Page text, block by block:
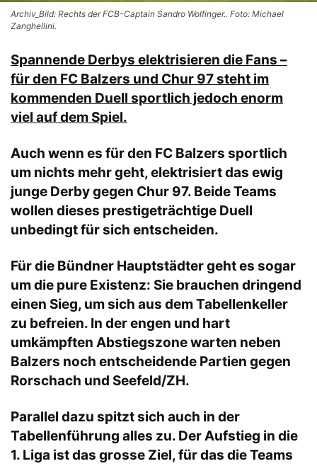
Archiv_Bild: Rechts der FCB-Captain Sandro Wolfinger.. Foto: Michael
Zanghellini.
Spannende Derbys elektrisieren die Fans –
für den FC Balzers und Chur 97 steht im
kommenden Duell sportlich jedoch enorm
viel auf dem Spiel.
Auch wenn es für den FC Balzers sportlich
um nichts mehr geht, elektrisiert das ewig
junge Derby gegen Chur 97. Beide Teams
wollen dieses prestigeträchtige Duell
unbedingt für sich entscheiden.
Für die Bündner Hauptstädter geht es sogar
um die pure Existenz: Sie brauchen dringend
einen Sieg, um sich aus dem Tabellenkeller
zu befreien. In der engen und hart
umkämpften Abstiegszone warten neben
Balzers noch entscheidende Partien gegen
Rorschach und Seefeld/ZH.
Parallel dazu spitzt sich auch in der
Tabellenführung alles zu. Der Aufstieg in die
1. Liga ist das grosse Ziel, für das die Teams